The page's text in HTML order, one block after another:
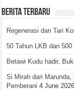
Berita Terbaru
Regenerasi dan Tari
50 Tahun LKB dan
Betawi Kudu hadir,
Si Mirah dari
Pemberani 4 June 2026